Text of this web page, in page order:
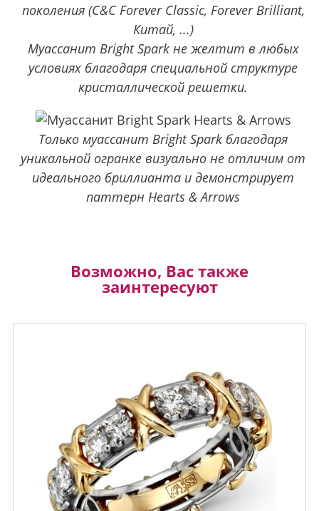
поколения (C&C Forever Classic, Forever Brilliant,
Китай, ...)
Муассанит Bright Spark не желтит в любых
условиях благодаря специальной структуре
кристаллической решетки.
Только муассанит Bright Spark благодаря
уникальной огранке визуально не отличим от
идеального бриллианта и демонстрирует
паттерн Hearts & Arrows
Возможно, Вас также
заинтересуют